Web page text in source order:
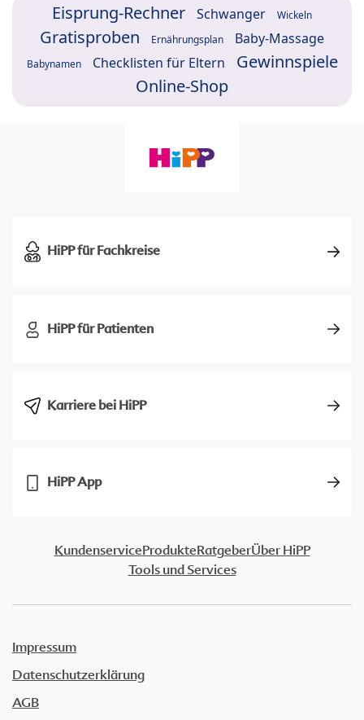
Eisprung-Rechner Schwanger Wickeln
Gratisproben Ernährungsplan Baby-Massage
Babynamen Checklisten für Eltern
Gewinnspiele
Online-Shop
HiPP für Fachkreise
HiPP für Patienten
Karriere bei HiPP
HiPP App
KundenserviceProdukteRatgeberÜber HiPP
Tools und Services
Impressum
Datenschutzerklärung
AGB